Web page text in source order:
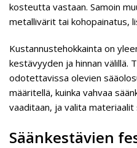
kosteutta vastaan. Samoin
metallivärit tai kohopainatus,
Kustannustehokkainta on
kestävyyden ja hinnan välillä.
odotettavissa olevien
määritellä, kuinka vahvaa
vaaditaan, ja valita materiaalit
Säänkestävien